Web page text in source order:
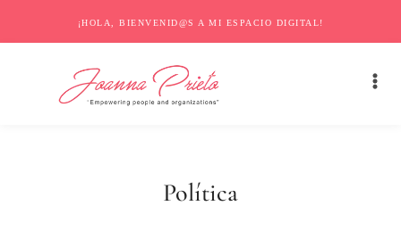
¡HOLA, BIENVENID@S A MI ESPACIO DIGITAL!
Política